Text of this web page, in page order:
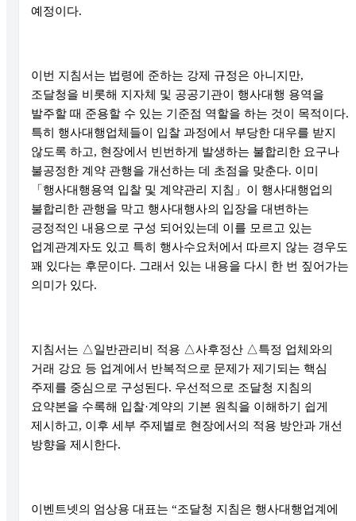
예정이다.
이번 지침서는 법령에 준하는 강제 규정은 아니지만,
조달청을 비롯해 지자체 및 공공기관이 행사대행 용역을
발주할 때 준용할 수 있는 기준점 역할을 하는 것이 목적이다.
특히 행사대행업체들이 입찰 과정에서 부당한 대우를 받지
않도록 하고, 현장에서 빈번하게 발생하는 불합리한 요구나
불공정한 계약 관행을 개선하는 데 초점을 맞춘다. 이미
「행사대행용역 입찰 및 계약관리 지침」이 행사대행업의
불합리한 관행을 막고 행사대행사의 입장을 대변하는
긍정적인 내용으로 구성 되어있는데 이를 모르고 있는
업계관계자도 있고 특히 행사수요처에서 따르지 않는 경우도
꽤 있다는 후문이다. 그래서 있는 내용을 다시 한 번 짚어가는
의미가 있다.
지침서는 △일반관리비 적용 △사후정산 △특정 업체와의
거래 강요 등 업계에서 반복적으로 문제가 제기되는 핵심
주제를 중심으로 구성된다. 우선적으로 조달청 지침의
요약본을 수록해 입찰·계약의 기본 원칙을 이해하기 쉽게
제시하고, 이후 세부 주제별로 현장에서의 적용 방안과 개선
방향을 제시한다.
이벤트넷의 엄상용 대표는 “조달청 지침은 행사대행업계에